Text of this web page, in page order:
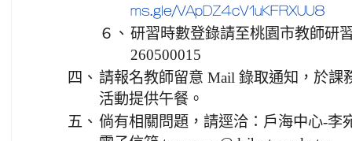
ms.gle/VApDZ4cV1uKFRXUU8
６、 研習時數登錄請至桃園市教師研
260500015
四、 請報名教師留意 Mail 錄取通知，於課
活動提供午餐。
五、 倘有相關問題，請逕洽：戶海中心-李